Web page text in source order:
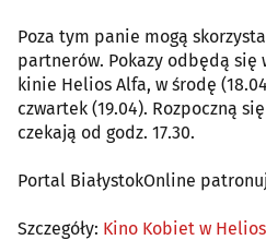
Poza tym panie mogą
partnerów. Pokazy odbędą się
kinie Helios Alfa, w środę
czwartek (19.04). Rozpoczną
czekają od godz. 17.30.
Portal BiałystokOnline
Szczegóły: Kino Kobiet w